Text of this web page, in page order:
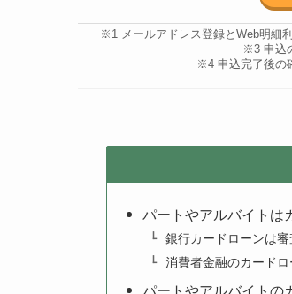
※1 メールアドレス登録とWeb明細
※3 申込
※4 申込完了後の
パートやアルバイトは
銀行カードローンは
消費者金融のカード
パートやアルバイトの